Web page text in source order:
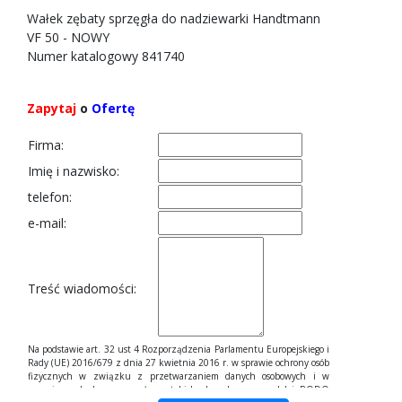
Wałek zębaty sprzęgła do nadziewarki Handtmann
VF 50 - NOWY
Numer katalogowy 841740
Zapytaj o Ofertę
Firma:
Imię i nazwisko:
telefon:
e-mail:
Treść wiadomości:
Na podstawie art. 32 ust 4 Rozporządzenia Parlamentu Europejskiego i
Rady (UE) 2016/679 z dnia 27 kwietnia 2016 r. w sprawie ochrony osób
fizycznych w związku z przetwarzaniem danych osobowych i w
sprawie swobodnego przepływu takich danych, zwane dalej RODO